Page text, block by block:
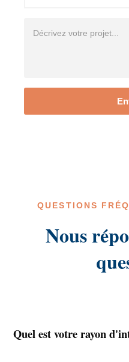
QUESTIONS
Nous
Quel est votre rayon